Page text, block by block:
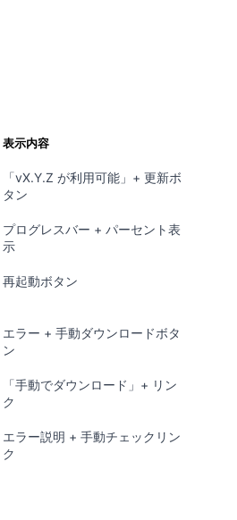
表示内容
「vX.Y.Z が利用可能」+ 更新ボ
タン
プログレスバー + パーセント表
示
再起動ボタン
エラー + 手動ダウンロードボタ
ン
「手動でダウンロード」+ リン
ク
エラー説明 + 手動チェックリン
ク